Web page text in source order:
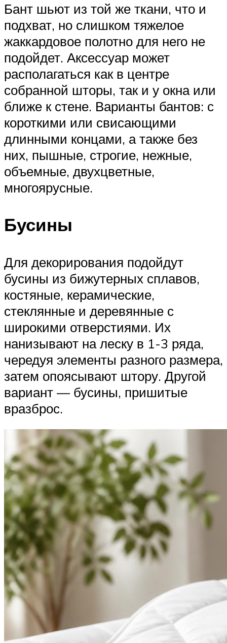
Бант шьют из той же ткани, что и
подхват, но слишком тяжелое
жаккардовое полотно для него не
подойдет. Аксессуар может
располагаться как в центре
собранной шторы, так и у окна или
ближе к стене. Варианты бантов: с
короткими или свисающими
длинными концами, а также без
них, пышные, строгие, нежные,
объемные, двухцветные,
многоярусные.
Бусины
Для декорирования подойдут
бусины из бижутерных сплавов,
костяные, керамические,
стеклянные и деревянные с
широкими отверстиями. Их
нанизывают на леску в 1-3 ряда,
чередуя элементы разного размера,
затем опоясывают штору. Другой
вариант — бусины, пришитые
вразброс.